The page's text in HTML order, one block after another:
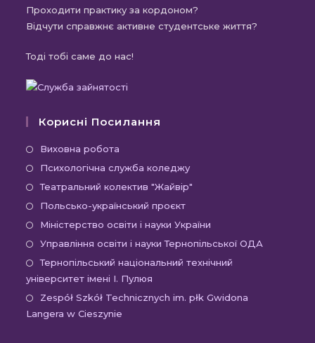
Проходити практику за кордоном?
Відчути справжнє активне студентське життя?
Тоді тобі саме до нас!
Корисні Посилання
Виховна робота
в
новій
вкладці
Психологічна служба коледжуВідкриється
в
вкладці
Театральний колектив "Жайвір"
новій
вкладці
Польсько-український проєктВідкриється
в
новій
вкладці
Міністерство освіти і науки України
в
новій
Управління освіти і науки Тернопільської ОДА
Тернопільський національний технічний
університет імені І. Пулюя
Zespół Szkół Technicznych im. płk Gwidona
Langera w Cieszynie